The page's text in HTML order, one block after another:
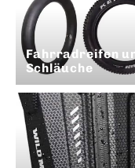
Fahrradreifen
Schläuche